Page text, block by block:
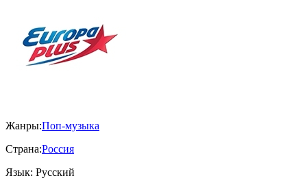
Жанры:Поп-музыка
Страна:Россия
Язык: Русский